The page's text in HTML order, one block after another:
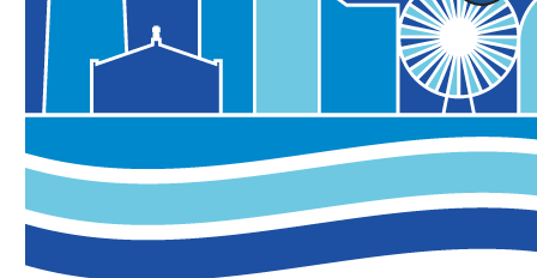
ホーム 横浜の観光スポット
Spot Search
-観光スポット指定条件検索-